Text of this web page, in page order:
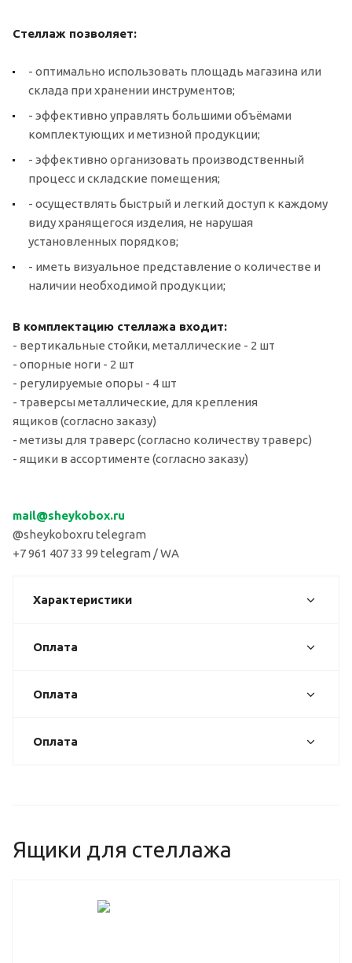
Стеллаж позволяет:
- оптимально использовать площадь магазина или
склада при хранении инструментов;
- эффективно управлять большими объёмами
комплектующих и метизной продукции;
- эффективно организовать производственный
процесс и складские помещения;
- осуществлять быстрый и легкий доступ к каждому
виду хранящегося изделия, не нарушая
установленных порядков;
- иметь визуальное представление о количестве и
наличии необходимой продукции;
В комплектацию стеллажа входит:
- вертикальные стойки, металлические - 2 шт
- опорные ноги - 2 шт
- регулируемые опоры - 4 шт
- траверсы металлические, для крепления
ящиков (согласно заказу)
- метизы для траверс (согласно количеству траверс)
- ящики в ассортименте (согласно заказу)
mail@sheykobox.ru
@sheykoboxru telegram
+7 961 407 33 99 telegram / WA
Характеристики
Оплата
Оплата
Оплата
Ящики для стеллажа